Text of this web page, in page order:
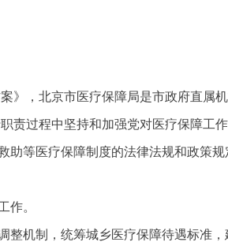
》，北京市医疗保障局是市政府直属
责过程中坚持和加强党对医疗保障工
助等医疗保障制度的法律法规和政策
作。
整机制，统筹城乡医疗保障待遇标准